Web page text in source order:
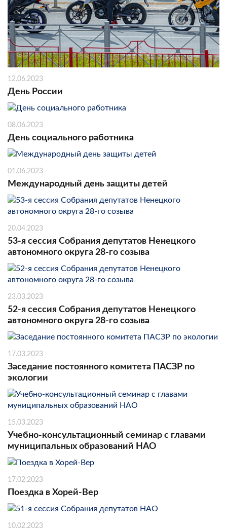
12.06.2023
День России
08.06.2023
День социального работника
01.06.2023
Международный день защиты детей
20.04.2023
53-я сессия Собрания депутатов Ненецкого
автономного округа 28-го созыва
23.03.2023
52-я сессия Собрания депутатов Ненецкого
автономного округа 28-го созыва
17.03.2023
Заседание постоянного комитета ПАСЗР по
экологии
15.03.2023
Учебно-консультационный семинар с главами
муниципальных образований НАО
17.02.2023
Поездка в Хорей-Вер
10.02.2023